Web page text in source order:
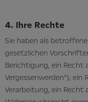
4. Ihre Rechte
Sie haben als
gesetzlichen
Berichtigung, ein Recht
Vergessenwerden“),
Verarbeitung, ein